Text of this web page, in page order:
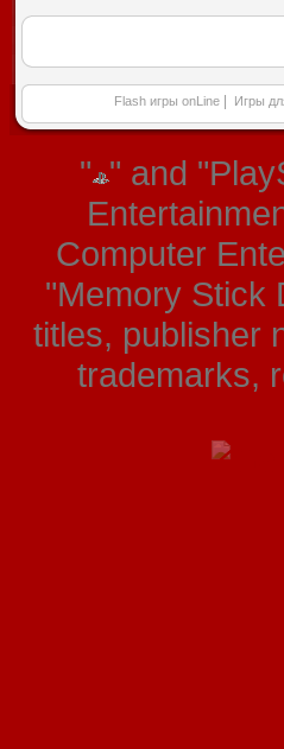
Flash игры onLine Игры
" " and
Computer
"Memory Stick
titles, publisher
trademarks,